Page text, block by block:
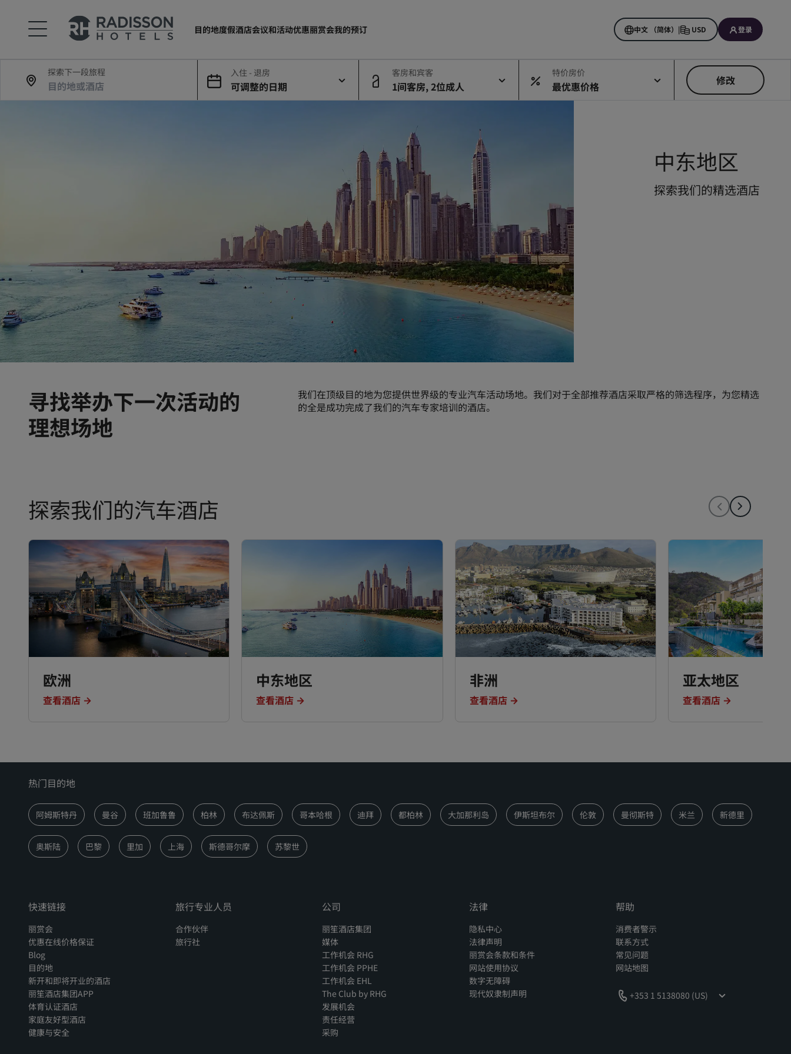
目的地度假酒店会议和活动优惠丽赏会我的预订 中文 （简体） | USD 登录
探索下一段旅程 入住 - 退房
可调整的日期
客房和宾客
1间客房, 2位成人
特价房价
最优惠价格 修改
中东地区
探索我们的精选酒店
寻找举办下一次活动的
理想场地
我们在顶级目的地为您提供世界级的专业汽车活动场地。我们对于全部推荐酒店采取严格的筛选程序，为您精选
的全是成功完成了我们的汽车专家培训的酒店。
探索我们的汽车酒店
欧洲
查看酒店
中东地区
查看酒店
非洲
查看酒店
亚太地区
查看酒店
热门目的地
阿姆斯特丹 曼谷 班加鲁鲁 柏林 布达佩斯 哥本哈根 迪拜 都柏林 大加那利岛 伊斯坦布尔 伦敦 曼彻斯特 米兰 新德里
奥斯陆 巴黎 里加 上海 斯德哥尔摩 苏黎世
快速链接
丽赏会
优惠在线价格保证
Blog
目的地
新开和即将开业的酒店
丽笙酒店集团APP
体育认证酒店
家庭友好型酒店
健康与安全
旅行专业人员
合作伙伴
旅行社
公司
丽笙酒店集团
媒体
工作机会 RHG
工作机会 PPHE
工作机会 EHL
The Club by RHG
发展机会
责任经营
采购
法律
隐私中心
法律声明
丽赏会条款和条件
网站使用协议
数字无障碍
现代奴隶制声明
帮助
消费者警示
联系方式
常见问题
网站地图
+353 1 5138080 (US)